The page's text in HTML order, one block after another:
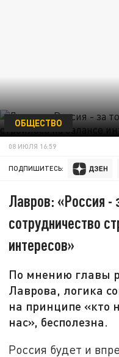
ОБЩЕСТВО
08 ИЮЛЯ 16:59
ПОДПИШИТЕСЬ:
Лавров: «Россия -
сотрудничество
интересов»
По мнению главы
Лаврова, логика
на принципе «кто
нас», бесполезна.
Россия будет и